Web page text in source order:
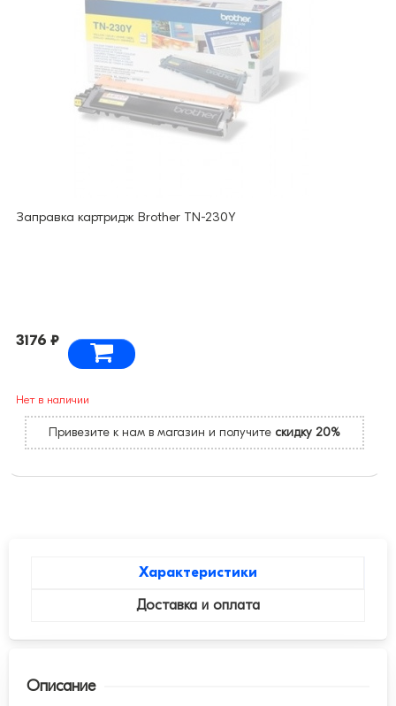
Заправка картридж Brother TN-230Y
3176 ₽
Нет в наличии
Привезите к нам в магазин и получите скидку 20%
Характеристики
Доставка и оплата
Описание